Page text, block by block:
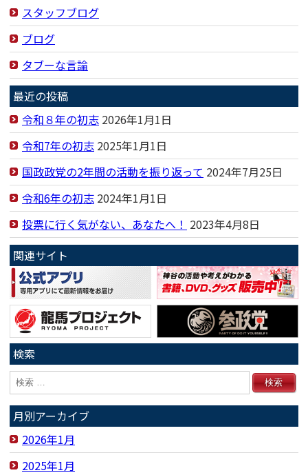
スタッフブログ
ブログ
タブーな言論
最近の投稿
令和８年の初志 2026年1月1日
令和7年の初志 2025年1月1日
国政政党の2年間の活動を振り返って 2024年7月25日
令和6年の初志 2024年1月1日
投票に行く気がない、あなたへ！ 2023年4月8日
関連サイト
検索
月別アーカイブ
2026年1月
2025年1月